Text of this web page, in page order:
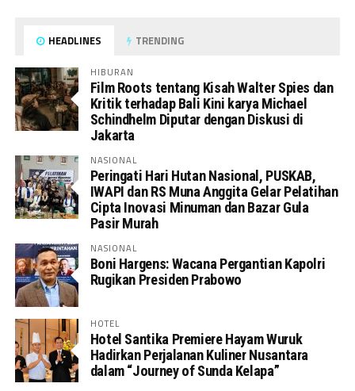
HEADLINES TRENDING
HIBURAN
Film Roots tentang Kisah Walter Spies dan
Kritik terhadap Bali Kini karya Michael
Schindhelm Diputar dengan Diskusi di
Jakarta
NASIONAL
Peringati Hari Hutan Nasional, PUSKAB,
IWAPI dan RS Muna Anggita Gelar Pelatihan
Cipta Inovasi Minuman dan Bazar Gula
Pasir Murah
NASIONAL
Boni Hargens: Wacana Pergantian Kapolri
Rugikan Presiden Prabowo
HOTEL
Hotel Santika Premiere Hayam Wuruk
Hadirkan Perjalanan Kuliner Nusantara
dalam “Journey of Sunda Kelapa”